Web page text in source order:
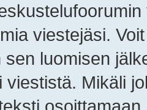
viestejäsi.
sen luomisen
viestistä. Mikäli